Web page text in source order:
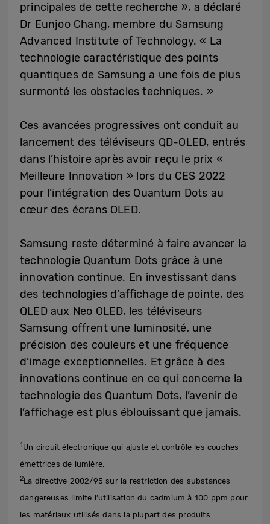
principales de cette recherche », a déclaré
Dr Eunjoo Chang, membre du Samsung
Advanced Institute of Technology. « La
technologie caractéristique des points
quantiques de Samsung a une fois de plus
surmonté les obstacles techniques. »
Ces avancées progressives ont conduit au
lancement des téléviseurs QD-OLED, entrés
dans l’histoire après avoir reçu le prix «
Meilleure Innovation » lors du CES 2022
pour l’intégration des Quantum Dots au
cœur des écrans OLED.
Samsung reste déterminé à faire avancer la
technologie Quantum Dots grâce à une
innovation continue. En investissant dans
des technologies d’affichage de pointe, des
QLED aux Neo OLED, les téléviseurs
Samsung offrent une luminosité, une
précision des couleurs et une fréquence
d’image exceptionnelles. Et grâce à des
innovations continue en ce qui concerne la
technologie des Quantum Dots, l’avenir de
l’affichage est plus éblouissant que jamais.
1Un circuit électronique qui ajuste et contrôle les couches
émettrices de lumière.
2La directive 2002/95 sur la restriction des substances
dangereuses limite l’utilisation du cadmium à 100 ppm pour
les matériaux utilisés dans la plupart des produits.